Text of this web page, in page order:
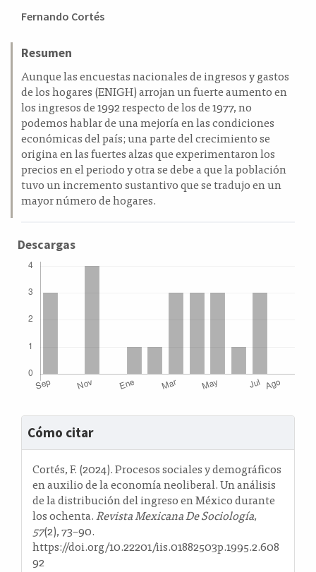
Contenido
del
artículo
Fernando Cortés
Resumen
Aunque las encuestas nacionales de ingresos y gastos
de los hogares (ENIGH) arrojan un fuerte aumento en
los ingresos de 1992 respecto de los de 1977, no
podemos hablar de una mejoría en las condiciones
económicas del país; una parte del crecimiento se
origina en las fuertes alzas que experimentaron los
precios en el periodo y otra se debe a que la población
tuvo un incremento sustantivo que se tradujo en un
mayor número de hogares.
Descargas
Detalles
del
artículo
Cómo citar
Cortés, F. (2024). Procesos sociales y demográficos
en auxilio de la economía neoliberal. Un análisis
de la distribución del ingreso en México durante
los ochenta.Revista Mexicana De Sociología,
57(2), 73–90.
https://doi.org/10.22201/iis.01882503p.1995.2.608
92